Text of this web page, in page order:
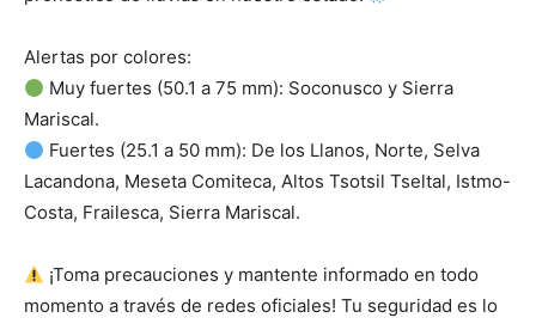
Alertas por colores:
Muy fuertes (50.1 a 75 mm): Soconusco y Sierra
Mariscal.
Fuertes (25.1 a 50 mm): De los Llanos, Norte, Selva
Lacandona, Meseta Comiteca, Altos Tsotsil Tseltal, Istmo-
Costa, Frailesca, Sierra Mariscal.
¡Toma precauciones y mantente informado en todo
momento a través de redes oficiales! Tu seguridad es lo